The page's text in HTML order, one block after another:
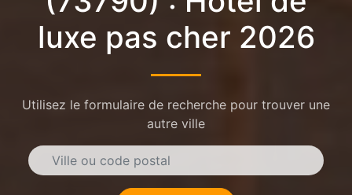
luxe pas cher 2026
Utilisez le formulaire de recherche pour trouver une
autre ville